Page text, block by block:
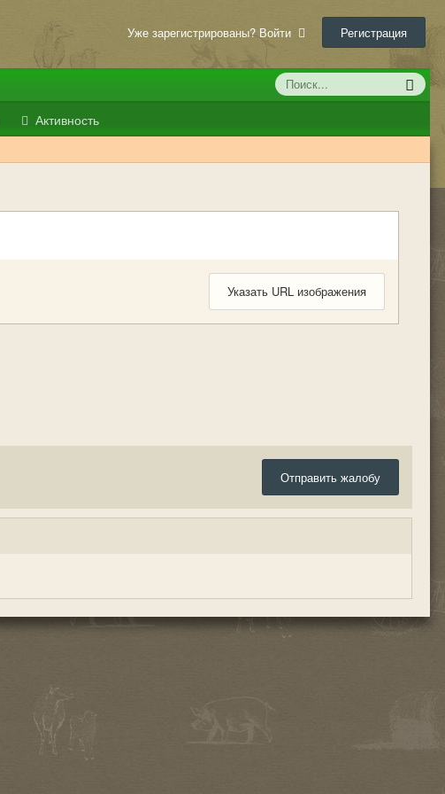
Уже зарегистрированы? Войти Регистрация
Активность
Указать URL изображения
Отправить жалобу